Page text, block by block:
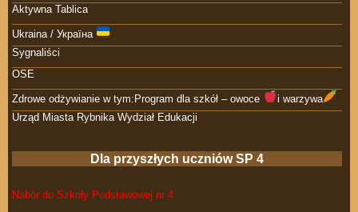
Aktywna Tablica
Ukraina / Україна
Sygnaliści
OSE
Zdrowe odżywianie w tym:Program dla szkół – owoce
i warzywa
Urząd Miasta Rybnika Wydział Edukacji
Dla przyszłych uczniów SP 4
Nabór do Szkoły Podstawowej nr 4